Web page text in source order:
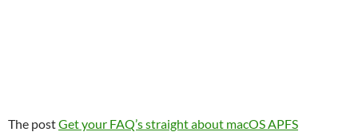
The postGet your FAQ’s straight about macOS APFS